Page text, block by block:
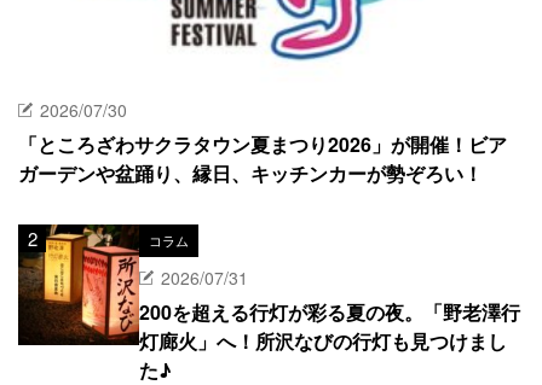
2026/07/30
「ところざわサクラタウン夏まつり2026」が開催！ビア
ガーデンや盆踊り、縁日、キッチンカーが勢ぞろい！
コラム
2026/07/31
200を超える行灯が彩る夏の夜。「野老澤行
灯廊火」へ！所沢なびの行灯も見つけまし
た♪